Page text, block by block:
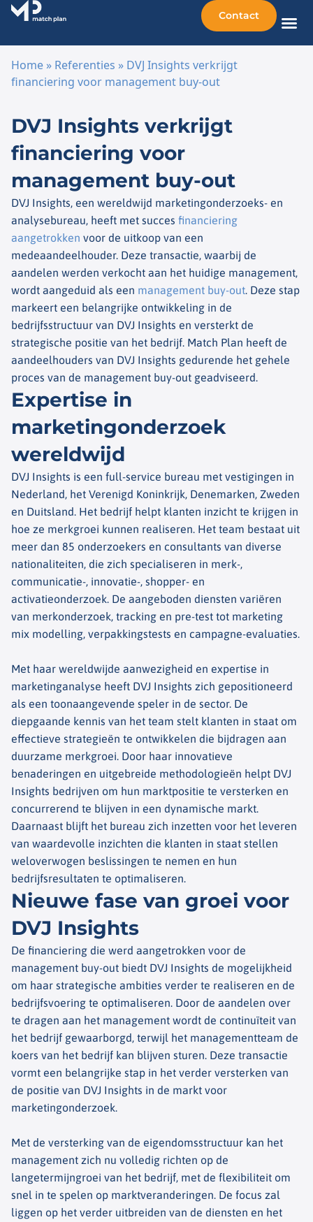
Contact
Home » Referenties » DVJ Insights verkrijgt
financiering voor management buy-out
DVJ Insights verkrijgt
financiering voor
management buy-out
DVJ Insights, een wereldwijd marketingonderzoeks- en
analysebureau, heeft met succes financiering
aangetrokken voor de uitkoop van een
medeaandeelhouder. Deze transactie, waarbij de
aandelen werden verkocht aan het huidige management,
wordt aangeduid als een management buy-out. Deze stap
markeert een belangrijke ontwikkeling in de
bedrijfsstructuur van DVJ Insights en versterkt de
strategische positie van het bedrijf. Match Plan heeft de
aandeelhouders van DVJ Insights gedurende het gehele
proces van de management buy-out geadviseerd.
Expertise in
marketingonderzoek
wereldwijd
DVJ Insights is een full-service bureau met vestigingen in
Nederland, het Verenigd Koninkrijk, Denemarken, Zweden
en Duitsland. Het bedrijf helpt klanten inzicht te krijgen in
hoe ze merkgroei kunnen realiseren. Het team bestaat uit
meer dan 85 onderzoekers en consultants van diverse
nationaliteiten, die zich specialiseren in merk-,
communicatie-, innovatie-, shopper- en
activatieonderzoek. De aangeboden diensten variëren
van merkonderzoek, tracking en pre-test tot marketing
mix modelling, verpakkingstests en campagne-evaluaties.
Met haar wereldwijde aanwezigheid en expertise in
marketinganalyse heeft DVJ Insights zich gepositioneerd
als een toonaangevende speler in de sector. De
diepgaande kennis van het team stelt klanten in staat om
effectieve strategieën te ontwikkelen die bijdragen aan
duurzame merkgroei. Door haar innovatieve
benaderingen en uitgebreide methodologieën helpt DVJ
Insights bedrijven om hun marktpositie te versterken en
concurrerend te blijven in een dynamische markt.
Daarnaast blijft het bureau zich inzetten voor het leveren
van waardevolle inzichten die klanten in staat stellen
weloverwogen beslissingen te nemen en hun
bedrijfsresultaten te optimaliseren.
Nieuwe fase van groei voor
DVJ Insights
De financiering die werd aangetrokken voor de
management buy-out biedt DVJ Insights de mogelijkheid
om haar strategische ambities verder te realiseren en de
bedrijfsvoering te optimaliseren. Door de aandelen over
te dragen aan het management wordt de continuïteit van
het bedrijf gewaarborgd, terwijl het managementteam de
koers van het bedrijf kan blijven sturen. Deze transactie
vormt een belangrijke stap in het verder versterken van
de positie van DVJ Insights in de markt voor
marketingonderzoek.
Met de versterking van de eigendomsstructuur kan het
management zich nu volledig richten op de
langetermijngroei van het bedrijf, met de flexibiliteit om
snel in te spelen op marktveranderingen. De focus zal
liggen op het verder uitbreiden van de diensten en het